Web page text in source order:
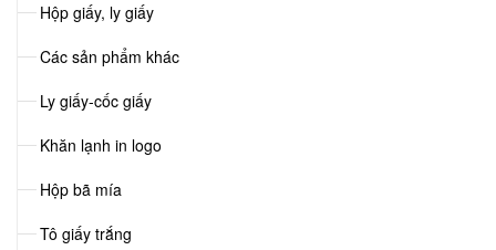
Hộp giấy, ly giấy
Các sản phẩm khác
Ly giấy-cốc giấy
Khăn lạnh in logo
Hộp bã mía
Tô giấy trắng